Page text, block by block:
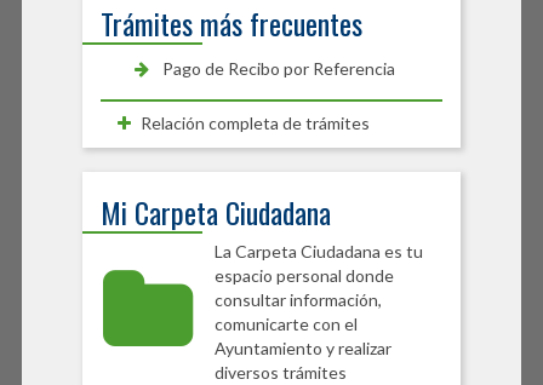
Trámites más frecuentes
Pago de Recibo por Referencia
Relación completa de trámites
Mi Carpeta Ciudadana
La Carpeta Ciudadana es tu
espacio personal donde
consultar información,
comunicarte con el
Ayuntamiento y realizar
diversos trámites